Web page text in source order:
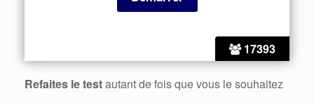
17393
Refaites le testautant de fois que vous le souhaitez